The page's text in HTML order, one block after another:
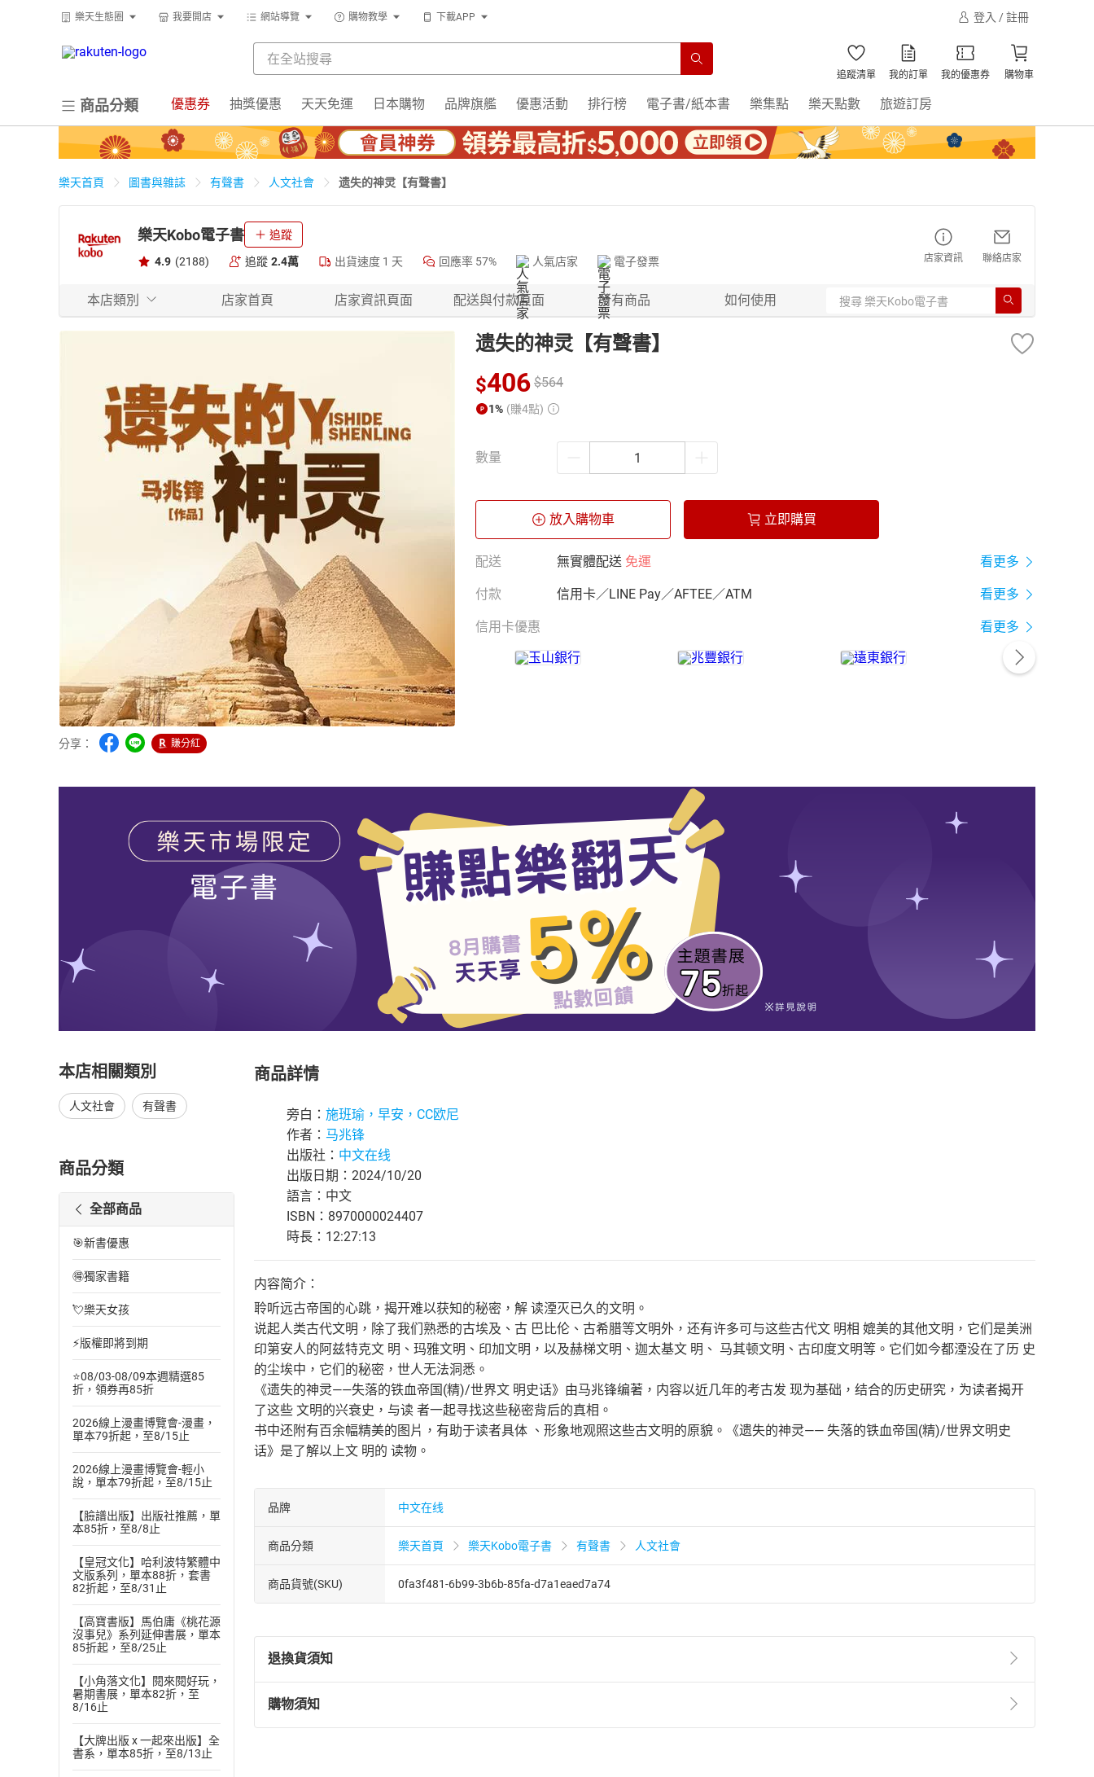
樂天生態圈 我要開店 網站導覽 購物教學 下載APP 登入 / 註冊
追蹤清單 我的訂單 我的優惠券 購物車
商品分類 優惠券 抽獎優惠 天天免運 日本購物 品牌旗艦 優惠活動 排行榜 電子書/紙本書 樂集點 樂天點數 旅遊訂房
樂天首頁 圖書與雜誌 有聲書 人文社會 遗失的神灵【有聲書】
樂天Kobo電子書 追蹤
4.9 (2188) 追蹤 2.4萬 出貨速度 1 天 回應率 57% 人氣店家 電子發票 店家資訊 聯絡店家
本店類別 店家首頁 店家資訊頁面 配送與付款頁面 所有商品 如何使用
分享： 賺分紅
遗失的神灵【有聲書】
$406 $564
1% (賺4點)
數量
放入購物車 立即購買
配送 無實體配送 免運 看更多
付款 信用卡／LINE Pay／AFTEE／ATM 看更多
信用卡優惠 看更多
本店相關類別
人文社會 有聲書
商品分類
全部商品
🎯新書優惠
🉐獨家書籍
💘樂天女孩
⚡版權即將到期
⭐08/03-08/09本週精選85
折，領券再85折
2026線上漫畫博覽會-漫畫，
單本79折起，至8/15止
2026線上漫畫博覽會-輕小
說，單本79折起，至8/15止
【臉譜出版】出版社推薦，單
本85折，至8/8止
【皇冠文化】哈利波特繁體中
文版系列，單本88折，套書
82折起，至8/31止
【高寶書版】馬伯庸《桃花源
沒事兒》系列延伸書展，單本
85折起，至8/25止
【小角落文化】閱來閱好玩，
暑期書展，單本82折，至
8/16止
【大牌出版 x 一起來出版】全
書系，單本85折，至8/13止
商品詳情
旁白： 施班瑜，早安，CC欧尼
作者： 马兆锋
出版社： 中文在线
出版日期：2024/10/20
語言：中文
ISBN：8970000024407
時長：12:27:13
内容简介：
聆听远古帝国的心跳，揭开难以获知的秘密，解 读湮灭已久的文明。
说起人类古代文明，除了我们熟悉的古埃及、古 巴比伦、古希腊等文明外，还有许多可与这些古代文 明相 媲美的其他文明，它们是美洲
印第安人的阿兹特克文 明、玛雅文明、印加文明，以及赫梯文明、迦太基文 明、 马其顿文明、古印度文明等。它们如今都湮没在了历 史
的尘埃中，它们的秘密，世人无法洞悉。
《遗失的神灵——失落的铁血帝国(精)/世界文 明史话》由马兆锋编著，内容以近几年的考古发 现为基础，结合的历史研究，为读者揭开
了这些 文明的兴衰史，与读 者一起寻找这些秘密背后的真相。
书中还附有百余幅精美的图片，有助于读者具体 、形象地观照这些古文明的原貌。《遗失的神灵—— 失落的铁血帝国(精)/世界文明史
话》是了解以上文 明的 读物。
品牌 中文在线
商品分類 樂天首頁 樂天Kobo電子書 有聲書 人文社會
商品貨號(SKU) 0fa3f481-6b99-3b6b-85fa-d7a1eaed7a74
退換貨須知
退換貨規定：
(一)依消費者保護法第19條第1項後段暨通訊交易解除權合理例外情事適用準則第2條第5款之規定，「非以有形媒介提供之數位
購物須知